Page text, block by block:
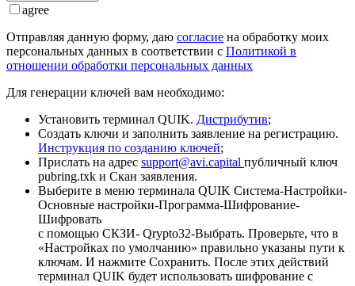
agree
Отправляя данную форму, даю согласие на обработку моих
персональных данных в соответствии с Политикой в
отношении обработки персональных данных
Для генерации ключей вам необходимо:
Установить терминал QUIK. Дистрибутив;
Создать ключи и заполнить заявление на регистрацию.
Инструкция по созданию ключей;
Прислать на адрес support@avi.capital публичный ключ
pubring.txk и Скан заявления.
Выберите в меню терминала QUIK Система-Настройки-
Основные настройки-Программа-Шифрование-
Шифровать
с помощью СКЗИ- Qrypto32-Выбрать. Проверьте, что в
«Настройках по умолчанию» правильно указаны пути к
ключам. И нажмите Сохранить. После этих действий
терминал QUIK будет использовать шифрование с